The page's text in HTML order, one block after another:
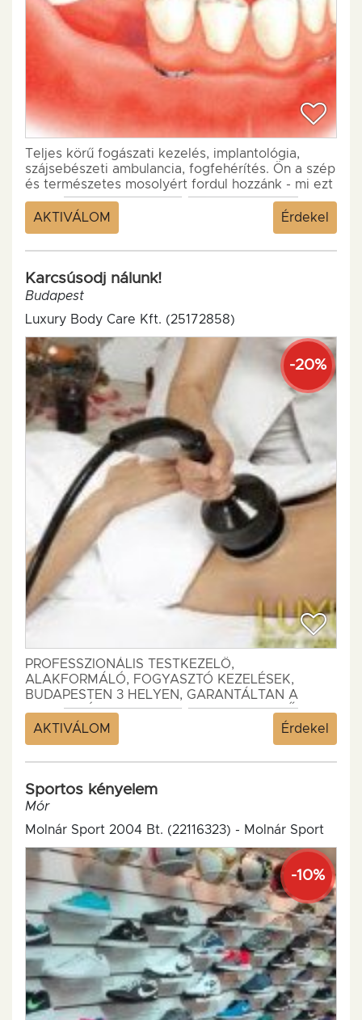
Teljes körű fogászati kezelés, implantológia,
szájsebészeti ambulancia, fogfehérítés. Ön a szép
és természetes mosolyért fordul hozzánk - mi ezt
felkészült...
AKTIVÁLOM
Érdekel
Karcsúsodj nálunk!
Budapest
Luxury Body Care Kft. (25172858)
-20%
PROFESSZIONÁLIS TESTKEZELŐ,
ALAKFORMÁLÓ, FOGYASZTÓ KEZELÉSEK,
BUDAPESTEN 3 HELYEN, GARANTÁLTAN A
LEGOLCSÓBBAN, PROFI SZAKEMBEREKTŐL,
KELLEMES KÖRNYEZETBEN 15 FÉLE
CSÚCSGÉPPEL!!! Szalonunk kifejezetten...
AKTIVÁLOM Érdekel
Sportos kényelem
Mór
Molnár Sport 2004 Bt. (22116323) - Molnár Sport
-10%